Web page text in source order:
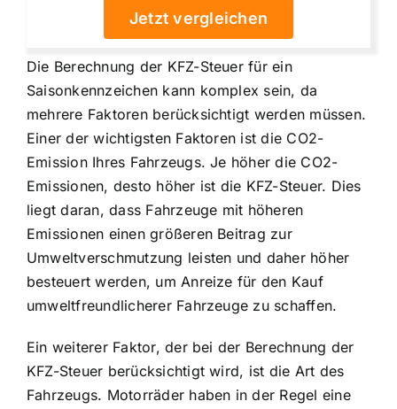
Jetzt vergleichen
Die Berechnung der KFZ-Steuer für ein
Saisonkennzeichen kann komplex sein, da
mehrere Faktoren berücksichtigt werden müssen.
Einer der wichtigsten Faktoren ist die CO2-
Emission Ihres Fahrzeugs. Je höher die CO2-
Emissionen, desto höher ist die KFZ-Steuer. Dies
liegt daran, dass Fahrzeuge mit höheren
Emissionen einen größeren Beitrag zur
Umweltverschmutzung leisten und daher höher
besteuert werden, um Anreize für den Kauf
umweltfreundlicherer Fahrzeuge zu schaffen.
Ein weiterer Faktor, der bei der Berechnung der
KFZ-Steuer berücksichtigt wird, ist die Art des
Fahrzeugs. Motorräder haben in der Regel eine